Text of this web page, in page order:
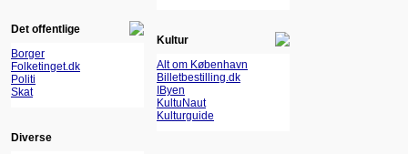
Det offentlige
Borger
Folketinget.dk
Politi
Skat
Diverse
Kultur
Alt om København
Billetbestilling.dk
IByen
KultuNaut
Kulturguide